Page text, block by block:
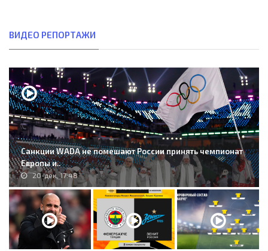
ВИДЕО РЕПОРТАЖИ
Санкции WADA не помешают России принять чемпионат
Европы и..
20-дек, 17:48